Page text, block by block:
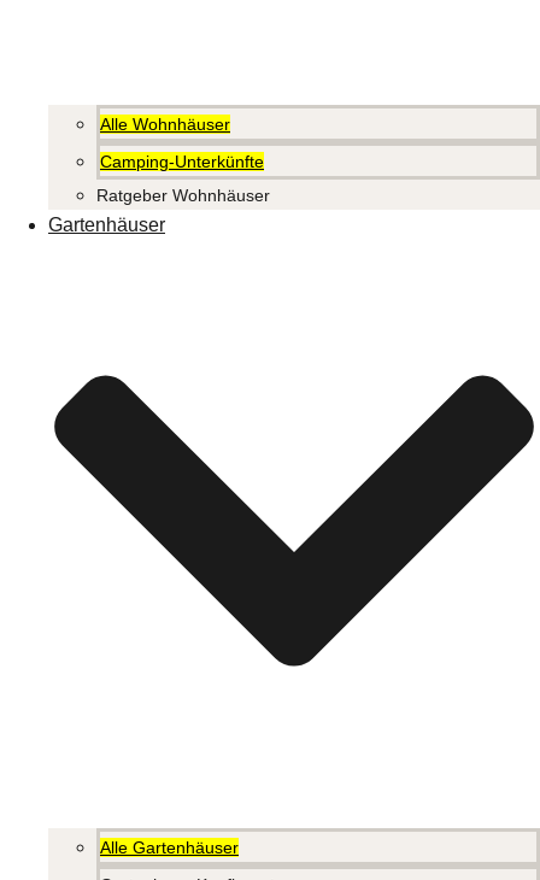
Alle Wohnhäuser
Camping-Unterkünfte
Ratgeber Wohnhäuser
Gartenhäuser
Alle Gartenhäuser